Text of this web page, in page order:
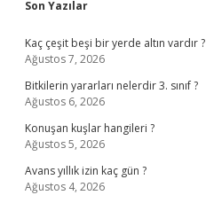
Sidebar
Son Yazılar
Kaç çeşit beşi bir yerde altın vardır ?
Ağustos 7, 2026
Bitkilerin yararları nelerdir 3. sınıf ?
Ağustos 6, 2026
Konuşan kuşlar hangileri ?
Ağustos 5, 2026
Avans yıllık izin kaç gün ?
Ağustos 4, 2026